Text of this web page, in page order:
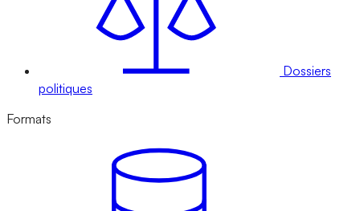
Dossiers
politiques
Formats